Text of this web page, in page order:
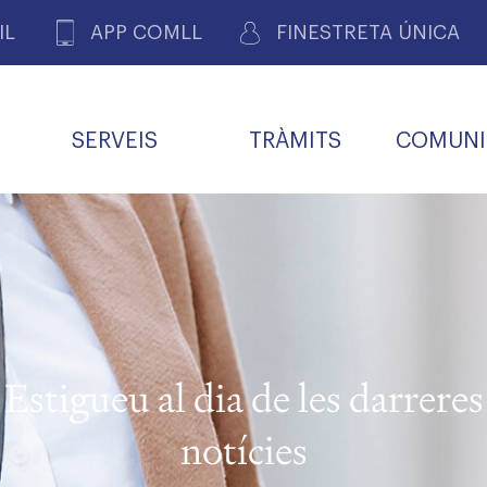
APP COMLL FINESTRETA ÚNICA
DE PACIENTS DE LLEIDA
SERVEIS TRÀMITS
DE GOVERN COMISSIÓ DEONTOLÒGICA
INFORMÀTICA I NOVES
TECNOLOGIES
DE FEINA
ALERTES
FARMACÈUTIQUES
R
CARNET METGE
COL·LEGIAT
Estigueu al dia de les darreres
notícies